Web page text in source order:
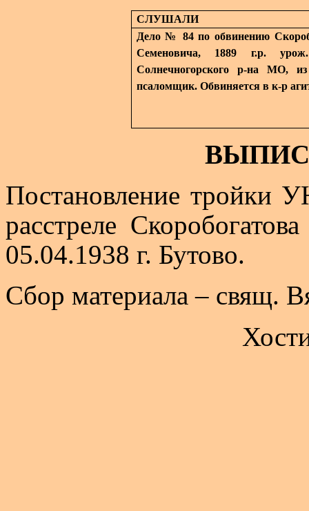
СЛУШАЛИ
Дело № 84 по обвинению
Семеновича, 1889 г.р. урож
Солнечногорскогор-на МО, из
псаломщик. Обвиняется в к-р
Постановление
расстреле
05.04.1938 г. Бутово.
Сбор материала – свящ.